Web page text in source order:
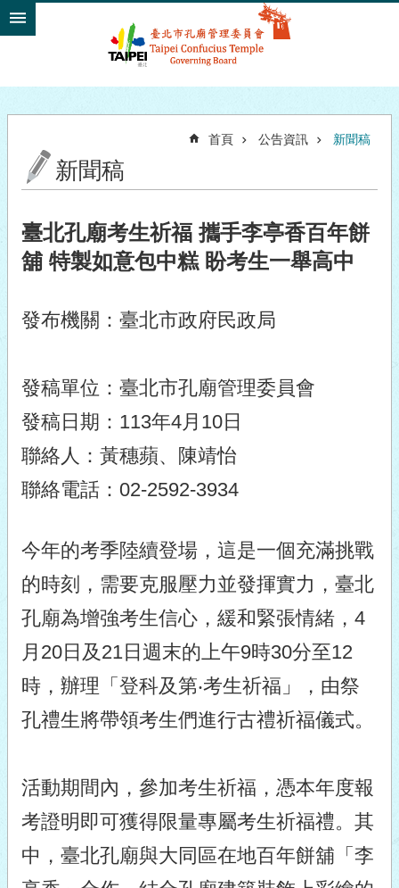
跳到主要內容區塊
首頁 公告資訊 新聞稿
新聞稿
臺北孔廟考生祈福 攜手李亭香百年餅
舖 特製如意包中糕 盼考生一舉高中
發布機關：臺北市政府民政局
發稿單位：臺北市孔廟管理委員會
發稿日期：113年4月10日
聯絡人：黃穗蘋、陳靖怡
聯絡電話：02-2592-3934
今年的考季陸續登場，這是一個充滿挑戰
的時刻，需要克服壓力並發揮實力，臺北
孔廟為增強考生信心，緩和緊張情緒，4
月20日及21日週末的上午9時30分至12
時，辦理「登科及第‧考生祈福」，由祭
孔禮生將帶領考生們進行古禮祈福儀式。
活動期間內，參加考生祈福，憑本年度報
考證明即可獲得限量專屬考生祈福禮。其
中，臺北孔廟與大同區在地百年餅舖「李